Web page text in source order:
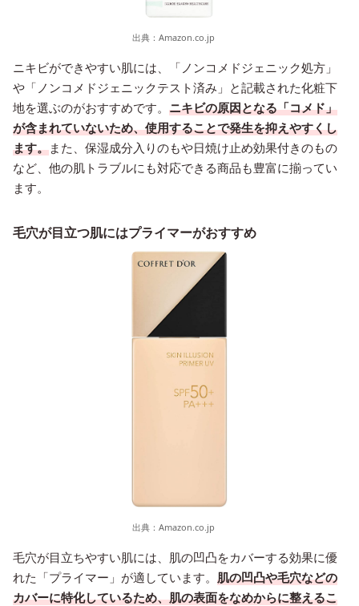
出典： Amazon.co.jp
ニキビができやすい肌には、「ノンコメドジェニック処方」
や「ノンコメドジェニックテスト済み」と記載された化粧下
地を選ぶのがおすすめです。 ニキビの原因となる「コメド」
が含まれていないため、使用することで発生を抑えやすくし
ます。また、保湿成分入りのもや日焼け止め効果付きのもの
など、他の肌トラブルにも対応できる商品も豊富に揃ってい
ます。
毛穴が目立つ肌にはプライマーがおすすめ
出典： Amazon.co.jp
毛穴が目立ちやすい肌には、肌の凹凸をカバーする効果に優
れた「プライマー」が適しています。 肌の凹凸や毛穴などの
カバーに特化しているため、肌の表面をなめからに整えるこ